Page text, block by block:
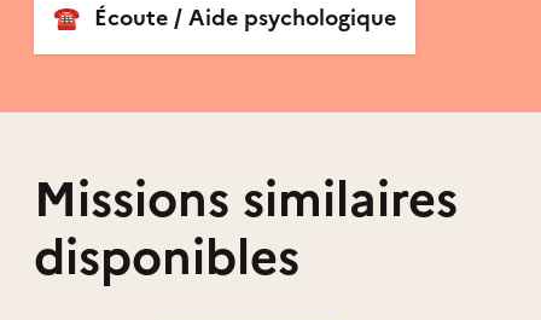
☎️ Écoute / Aide psychologique
Missions similaires
disponibles